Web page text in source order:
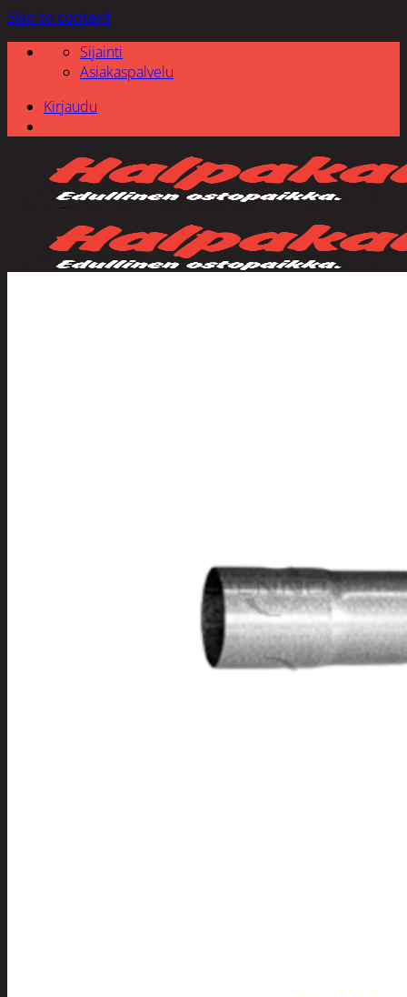
Skip to content
Sijainti
Asiakaspalvelu
Kirjaudu
Kyntteliköt
Valoketjut ja
kuusenvalot
Joulukoristeet
Kranssit ja
asetelmat